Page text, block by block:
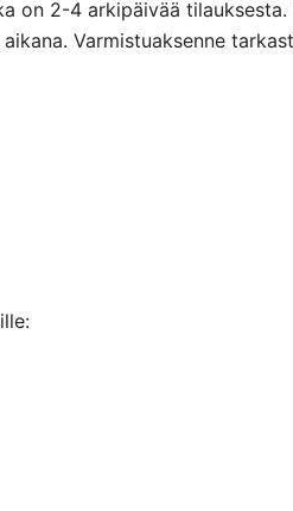
on 2-4 arkipäivää
Varmistuaksenne